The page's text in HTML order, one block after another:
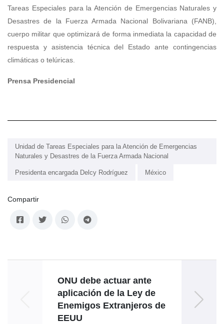
Tareas Especiales para la Atención de Emergencias Naturales y
Desastres de la Fuerza Armada Nacional Bolivariana (FANB),
cuerpo militar que optimizará de forma inmediata la capacidad de
respuesta y asistencia técnica del Estado ante contingencias
climáticas o telúricas.
Prensa Presidencial
Unidad de Tareas Especiales para la Atención de Emergencias
Naturales y Desastres de la Fuerza Armada Nacional
Presidenta encargada Delcy Rodríguez México
Compartir
ONU debe actuar ante
aplicación de la Ley de
Enemigos Extranjeros de
EEUU
con